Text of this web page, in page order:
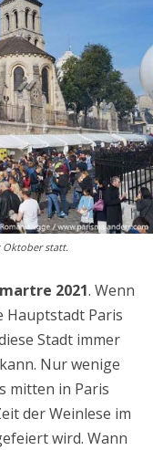
Oktober statt.
2021. Wenn
Hauptstadt Paris
Stadt immer
Nur wenige
mitten in Paris
der Weinlese im
wird. Wann